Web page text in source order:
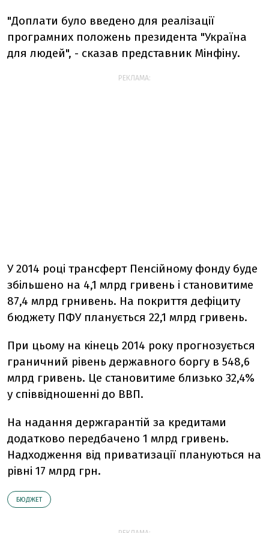
"Доплати було введено для реалізації
програмних положень президента "Україна
для людей", - сказав представник Мінфіну.
РЕКЛАМА:
У 2014 році трансферт Пенсійному фонду буде
збільшено на 4,1 млрд гривень і становитиме
87,4 млрд грнивень. На покриття дефіциту
бюджету ПФУ планується 22,1 млрд гривень.
При цьому на кінець 2014 року прогнозується
граничний рівень державного боргу в 548,6
млрд гривень. Це становитиме близько 32,4%
у співвідношенні до ВВП.
На надання держгарантій за кредитами
додатково передбачено 1 млрд гривень.
Надходження від приватизації плануються на
рівні 17 млрд грн.
БЮДЖЕТ